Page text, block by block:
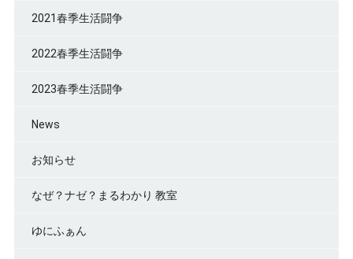
2021春季生活闘争
2022春季生活闘争
2023春季生活闘争
News
お知らせ
なぜ？ナゼ？まるわかり 教室
ゆにふぁん